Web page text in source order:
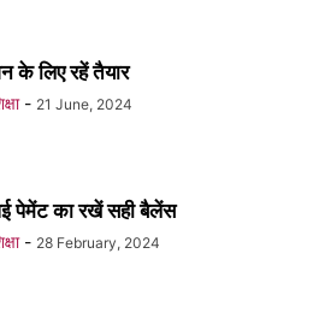
के लिए रहें तैयार
- 21 June, 2024
पेमेंट का रखें सही बैलेंस
- 28 February, 2024